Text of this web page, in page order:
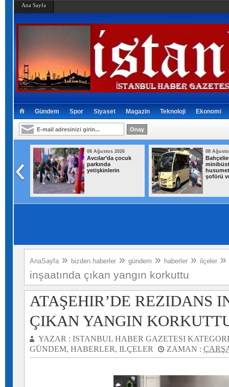
Ana Sayfa
Gündem Spor Siyaset Magazin Teknoloji Ekonomi
08 Ağustos 2026
Avcılar’da çocuk
parkında
yetişkinlerin
08
şoförü
AnaSayfa » bizden haberler » gündem » haberler » ilçeler »
inşaatında çıkan yangın korkuttu
ATAŞEHIR’DE REZIDANS
ÇIKAN YANGIN
YAZAR : ISTANBUL HABER GAZETESI
GÜNDEM, HABERLER, ILÇELER ZAMAN :